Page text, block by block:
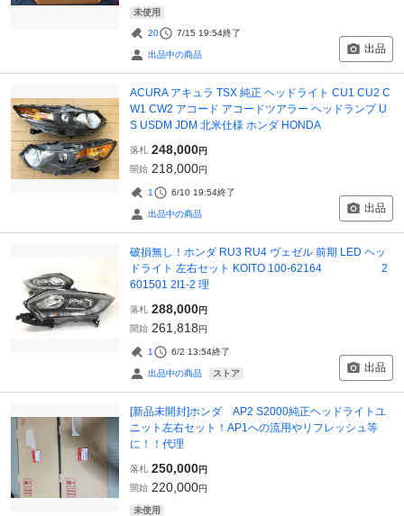
未使用
20 7/15 19:54終了
出品中の商品 出品
ACURA アキュラ TSX 純正 ヘッドライト CU1 CU2 C
W1 CW2 アコード アコードツアラー ヘッドランプ U
S USDM JDM 北米仕様 ホンダ HONDA
落札 248,000円
開始 218,000円
1 6/10 19:54終了
出品中の商品 出品
破損無し！ホンダ RU3 RU4 ヴェゼル 前期 LED ヘッ
ドライト 左右セット KOITO 100-62164 2
601501 2I1-2 理
落札 288,000円
開始 261,818円
1 6/2 13:54終了
出品中の商品 ストア 出品
[新品未開封]ホンダ AP2 S2000純正ヘッドライトユ
ニット左右セット！AP1への流用やリフレッシュ等
に！！代理
落札 250,000円
開始 220,000円
未使用